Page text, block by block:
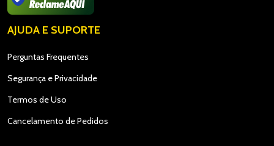
AJUDA E SUPORTE
Perguntas Frequentes
Segurança e Privacidade
Termos de Uso
Cancelamento de Pedidos